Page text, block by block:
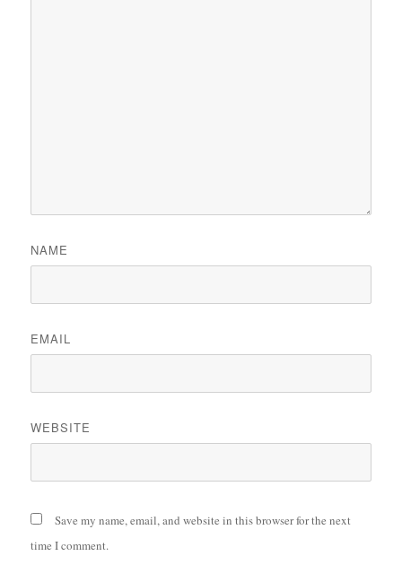
NAME
EMAIL
WEBSITE
Save my name, email, and website in this browser for the next
time I comment.